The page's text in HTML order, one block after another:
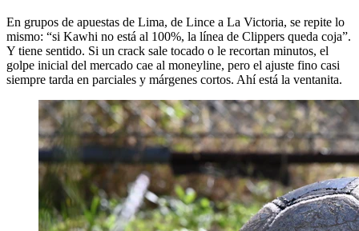
En grupos de apuestas de Lima, de Lince a La Victoria, se repite lo
mismo: “si Kawhi no está al 100%, la línea de Clippers queda coja”.
Y tiene sentido. Si un crack sale tocado o le recortan minutos, el
golpe inicial del mercado cae al moneyline, pero el ajuste fino casi
siempre tarda en parciales y márgenes cortos. Ahí está la ventanita.